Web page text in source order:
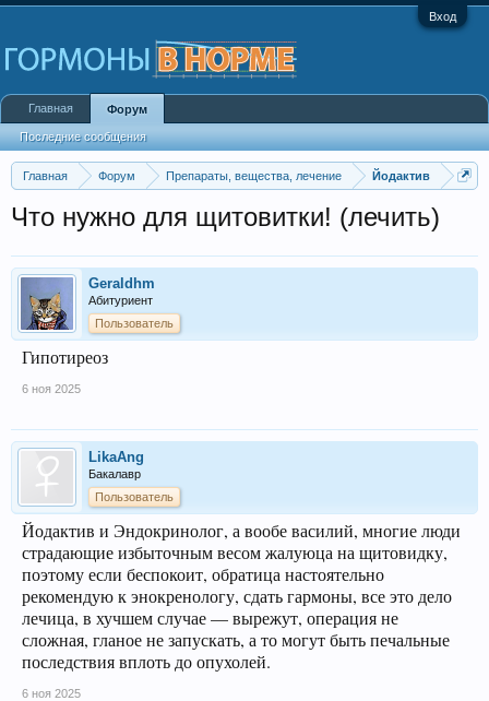
Вход
Главная Форум Препараты, вещества, лечение Йодактив
Что нужно для щитовитки! (лечить)
Geraldhm
Абитуриент
Пользователь
Гипотиреоз
6 ноя 2025
LikaAng
Бакалавр
Пользователь
Йодактив и Эндокринолог, а вообе василий, многие люди
страдающие избыточным весом жалуюца на щитовидку,
поэтому если беспокоит, обратица настоятельно
рекомендую к энокренологу, сдать гармоны, все это дело
лечица, в хучшем случае — вырежут, операция не
сложная, гланое не запускать, а то могут быть печальные
последствия вплоть до опухолей.
6 ноя 2025
Главная Форум
Последние сообщения